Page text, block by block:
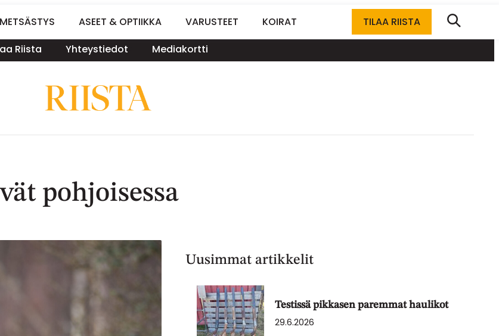
METSÄSTYS ASEET & OPTIIKKA VARUSTEET KOIRAT
TILAA RIISTA
Riista
Yhteystiedot Mediakortti
pohjoisessa
Uusimmat artikkelit
Testissä pikkasen paremmat haulikot
29.6.2026